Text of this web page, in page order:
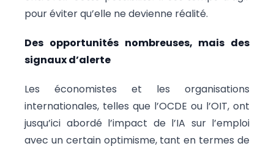
pour éviter qu’elle ne devienne réalité.
Des opportunités nombreuses, mais des
signaux d’alerte
Les économistes et les organisations
internationales, telles que l’OCDE ou l’OIT, ont
jusqu’ici abordé l’impact de l’IA sur l’emploi
avec un certain optimisme, tant en termes de